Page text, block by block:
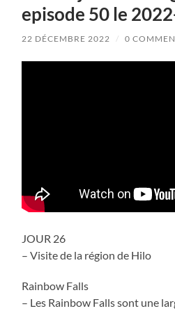
et
episode 50 le
22 DÉCEMBRE 2022 / 0
JOUR 26
– Visite de la région de Hilo
Rainbow Falls
– Les Rainbow Falls sont une